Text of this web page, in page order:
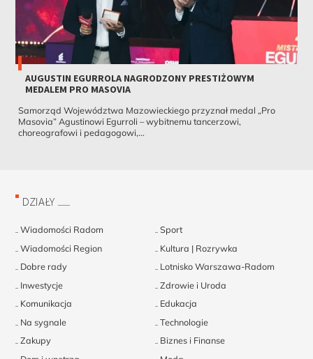
AUGUSTIN EGURROLA NAGRODZONY PRESTIŻOWYM
MEDALEM PRO MASOVIA
Samorząd Województwa Mazowieckiego przyznał medal „Pro
Masovia” Agustinowi Egurroli – wybitnemu tancerzowi,
choreografowi i pedagogowi,...
DZIAŁY
Wiadomości Radom
Sport
Wiadomości Region
Kultura | Rozrywka
Dobre rady
Lotnisko Warszawa-Radom
Inwestycje
Zdrowie i Uroda
Komunikacja
Edukacja
Na sygnale
Technologie
Zakupy
Biznes i Finanse